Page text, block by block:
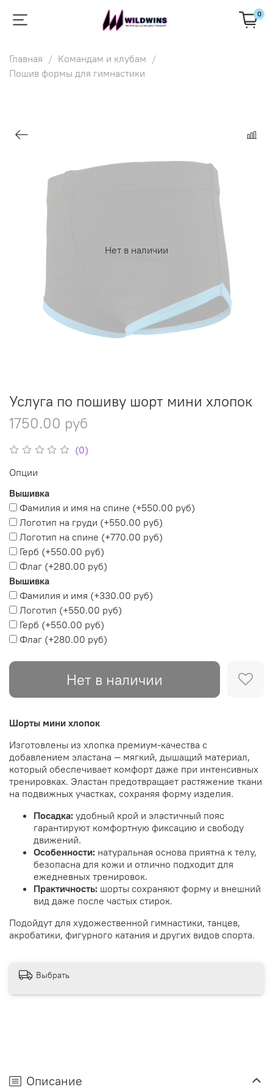
0
Главная
Командам и клубам
Пошив формы для гимнастики
Нет в наличии
(0)
Услуга по пошиву шорт мини хлопок
1750.00 руб
Нет в наличии
Опции
Вышивка
Фамилия и имя на спине (+550.00 руб)
Логотип на груди (+550.00 руб)
Логотип на спине (+770.00 руб)
Герб (+550.00 руб)
Флаг (+280.00 руб)
Вышивка
Фамилия и имя (+330.00 руб)
Логотип (+550.00 руб)
Герб (+550.00 руб)
Флаг (+280.00 руб)
Шорты мини хлопок
Изготовлены из хлопка премиум-качества с
добавлением эластана — мягкий, дышащий материал,
который обеспечивает комфорт даже при интенсивных
тренировках. Эластан предотвращает растяжение ткани
на подвижных участках, сохраняя форму изделия.
Посадка: удобный крой и эластичный пояс
гарантируют комфортную фиксацию и свободу
движений.
Особенности: натуральная основа приятна к телу,
безопасна для кожи и отлично подходит для
ежедневных тренировок.
Практичность: шорты сохраняют форму и внешний
вид даже после частых стирок.
Подойдут для художественной гимнастики, танцев,
акробатики, фигурного катания и других видов спорта.
Выбрать
Описание